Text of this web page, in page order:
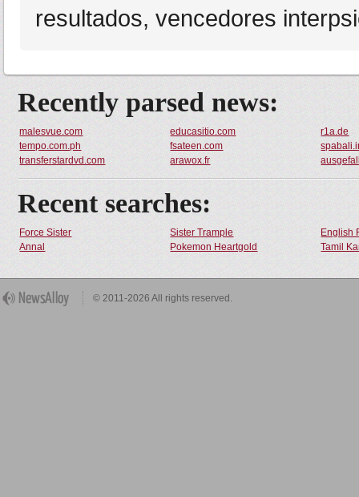
resultados, vencedores
Recently parsed news:
malesvue.com educasitio.com
r1a.de
tempo.com.ph
fsateen.com
transferstardvd.com
arawox.fr
Recent searches:
Force Sister Sister Trample
English
Annal
Pokemon Heartgold Tamil
© 2011-2026 All rights reserved.